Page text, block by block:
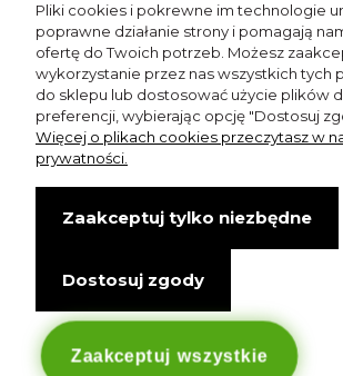
+48 785 709 330
ESTERA
Otolice 68
99-400 Łowicz
Wskazówki dojazdu
NIP: 8341003819
Copyright © Estera. Wszelkie prawa
Managed byDigitalCraft
Pliki cookies i pokrewne im technologie
poprawne działanie strony i pomagają
ofertę do Twoich potrzeb. Możesz
wykorzystanie przez nas wszystkich tych
do sklepu lub dostosować użycie plików
preferencji, wybierając opcję "Dostosuj
Więcej o plikach cookies przeczytasz w
prywatności.
Zaakceptuj tylko niezbędne
Dostosuj zgody
Zaakceptuj wszystkie